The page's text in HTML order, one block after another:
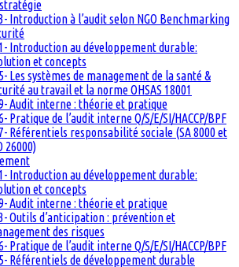
Introduction à l’audit selon NGO Benchmarking
Introduction au développement durable:
et concepts
Les systèmes de management de la santé &
au travail et la norme OHSAS 18001
Audit interne : théorie et pratique
Pratique de l’audit interne Q/S/E/SI/HACCP/BPF
Référentiels responsabilité sociale (SA 8000 et
26000)
Introduction au développement durable:
et concepts
Audit interne : théorie et pratique
Outils d’anticipation : prévention et
des risques
Pratique de l’audit interne Q/S/E/SI/HACCP/BPF
Référentiels de développement durable